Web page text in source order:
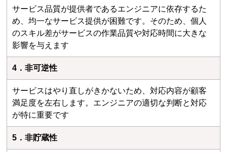
サービス品質が提供者であるエンジニアに依存するた
め、均一なサービス提供が困難です。そのため、個人
のスキル差がサービスの作業品質や対応時間に大きな
影響を与えます
4．非可逆性
サービスはやり直しがきかないため、対応内容が顧客
満足度を左右します。エンジニアの適切な判断と対応
が特に重要です
5．非貯蔵性